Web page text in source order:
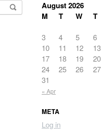
August 2026
M
T W T
« Apr
3
4 5 6
10
11 12 13
17
18 19 20
24
25 26 27
31
META
Log in